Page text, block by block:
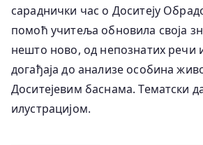
сараднички час о Доситеју
помоћ учитеља обновила своја
нешто ново, од непознатих речи
догађаја до анализе особина
Доситејевим баснама. Тематски
илустрацијом.